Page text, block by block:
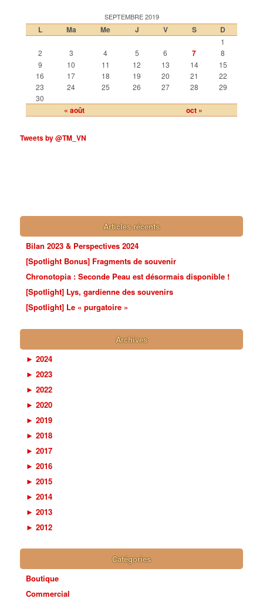
SEPTEMBRE 2019
L Ma Me J V S D
« août oct »
1
2
3 4 5 6 7
8
9
10 11 12 13 14
15
16
17 18 19 20 21
22
23
24 25 26 27 28
29
30
Tweets by @TM_VN
Articles récents
Bilan 2023 & Perspectives 2024
[Spotlight Bonus] Fragments de souvenir
Chronotopia : Seconde Peau est désormais disponible !
[Spotlight] Lys, gardienne des souvenirs
[Spotlight] Le « purgatoire »
Archives
► 2024
► 2023
► 2022
► 2020
► 2019
► 2018
► 2017
► 2016
► 2015
► 2014
► 2013
► 2012
Catégories
Boutique
Commercial